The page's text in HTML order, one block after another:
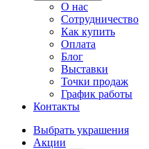
О нас
Сотрудничество
Как купить
Оплата
Блог
Выставки
Точки продаж
График работы
Контакты
Выбрать украшения
Акции